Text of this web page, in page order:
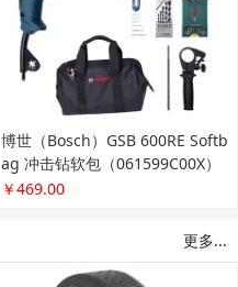
博世（Bosch）GSB 600RE Softb
ag 冲击钻软包（061599C00X）
￥469.00
更多...